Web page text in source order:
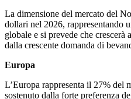
La dimensione del mercato del
dollari nel 2026, rappresentando
globale e si prevede che
dalla crescente domanda di
Europa
L’Europa rappresenta il 27% del
sostenuto dalla forte preferenza